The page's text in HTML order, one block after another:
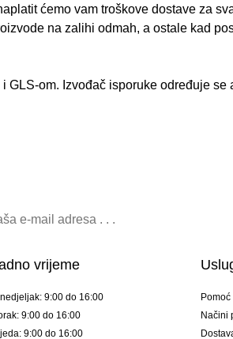
ćemo vam troškove dostave za
na zalihi odmah, a ostale kad
GLS-om. Izvođač isporuke određuje se
vrijeme
9:00 do 16:00
9:00 do 16:00
9:00 do 16:00
Pomoć
Načini